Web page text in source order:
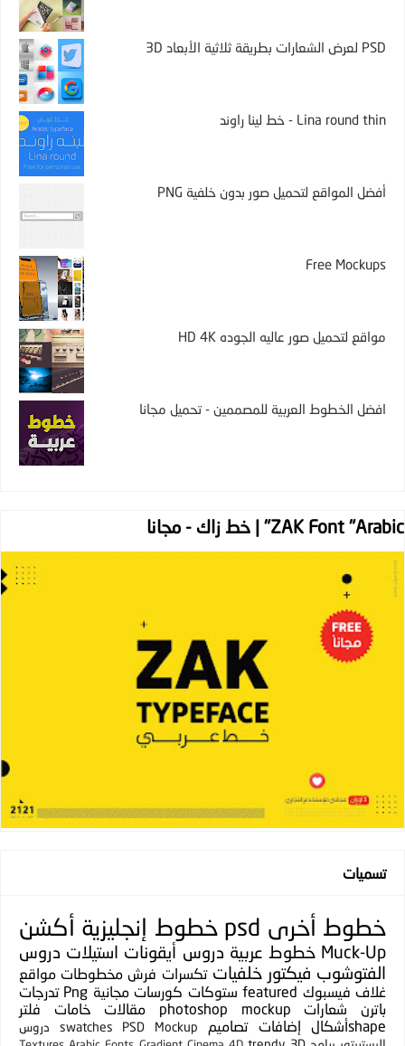
PSD لعرض الشعارات بطريقة ثلاثية الأبعاد 3D
Lina round thin - خط لينا راوند
أفضل المواقع لتحميل صور بدون خلفية PNG
Free Mockups
مواقع لتحميل صور عاليه الجوده HD 4K
افضل الخطوط العربية للمصممين - تحميل مجانا
ZAK Font "Arabic" | خط زاك - مجانا
تسميات
خطوط أخرى psd خطوط إنجليزية أكشن
Muck-Up خطوط عربية دروس أيقونات استيلات دروس
الفتوشوب فيكتور خلفيات تكسرات فرش مخطوطات مواقع
غلاف فيسبوك featured ستوكات كورسات مجانية Png تدرجات
باترن
شعارات photoshop mockup مقالات خامات
فلتر
shapeأشكال
إضافات تصاميم PSD Mockup
swatches
دروس